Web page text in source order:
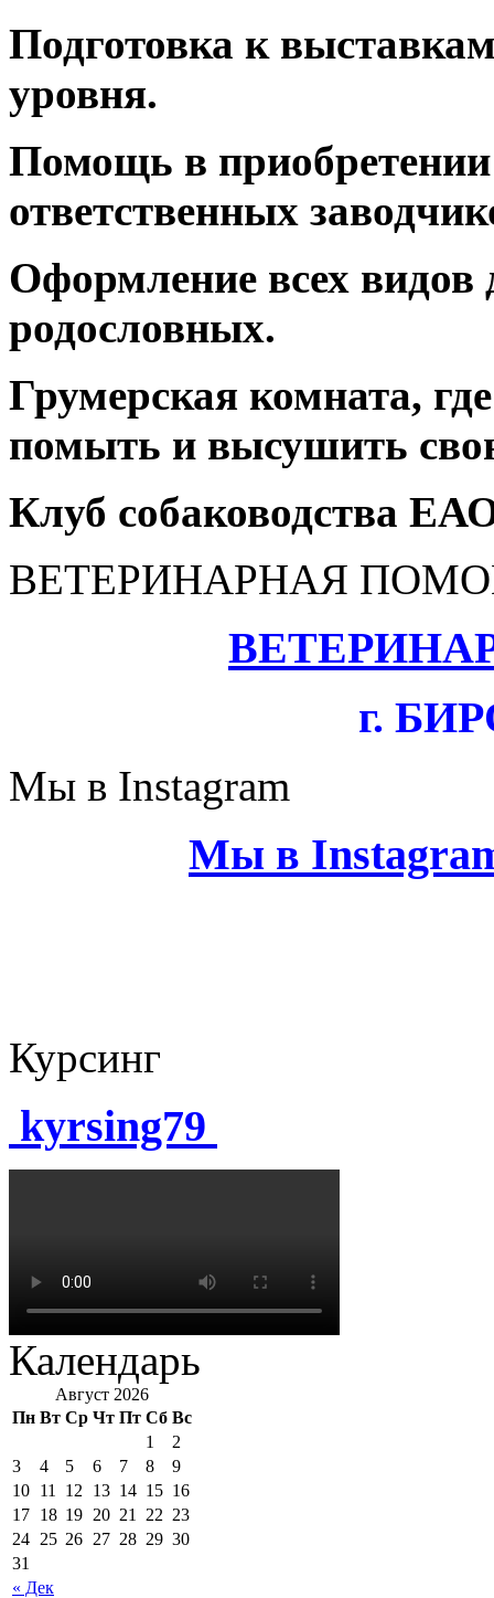
Подготовка к
уровня.
Помощь в
ответственных
Оформление всех видов
родословных.
Грумерская комната,
помыть и высушить
Клуб собаководства
ВЕТЕРИНАРНАЯ
г.
Мы в Instagram
Мы в
Курсинг
kyrsing79
Календарь
Август 2026
Пн Вт Ср Чт Пт Сб Вс
« Дек
1
2
3
4 5 6 7 8
9
10 11 12 13 14 15 16
17 18 19 20 21 22 23
24 25 26 27 28 29 30
31